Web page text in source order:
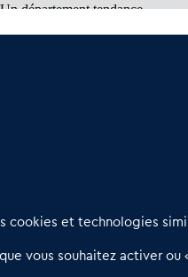
département tendance
56 03 17
nous
cookies et technologies
vous souhaitez activer